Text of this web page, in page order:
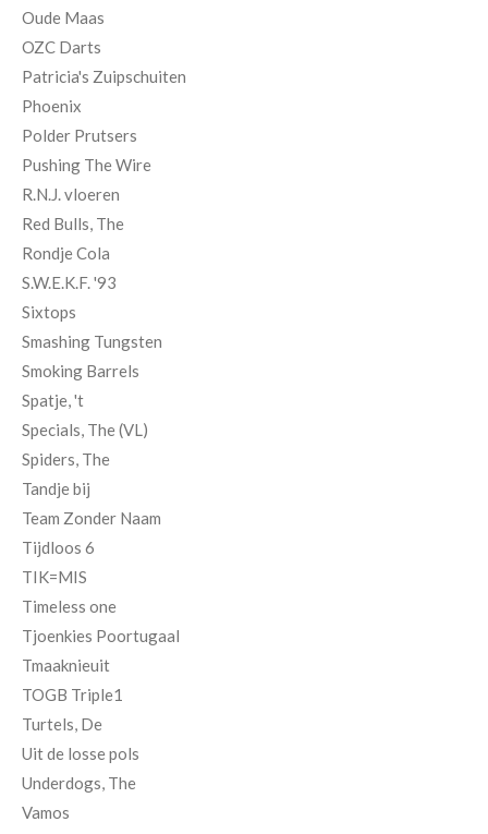
Oude Maas
OZC Darts
Patricia's Zuipschuiten
Phoenix
Polder Prutsers
Pushing The Wire
R.N.J. vloeren
Red Bulls, The
Rondje Cola
S.W.E.K.F. '93
Sixtops
Smashing Tungsten
Smoking Barrels
Spatje, 't
Specials, The (VL)
Spiders, The
Tandje bij
Team Zonder Naam
Tijdloos 6
TIK=MIS
Timeless one
Tjoenkies Poortugaal
Tmaaknieuit
TOGB Triple1
Turtels, De
Uit de losse pols
Underdogs, The
Vamos